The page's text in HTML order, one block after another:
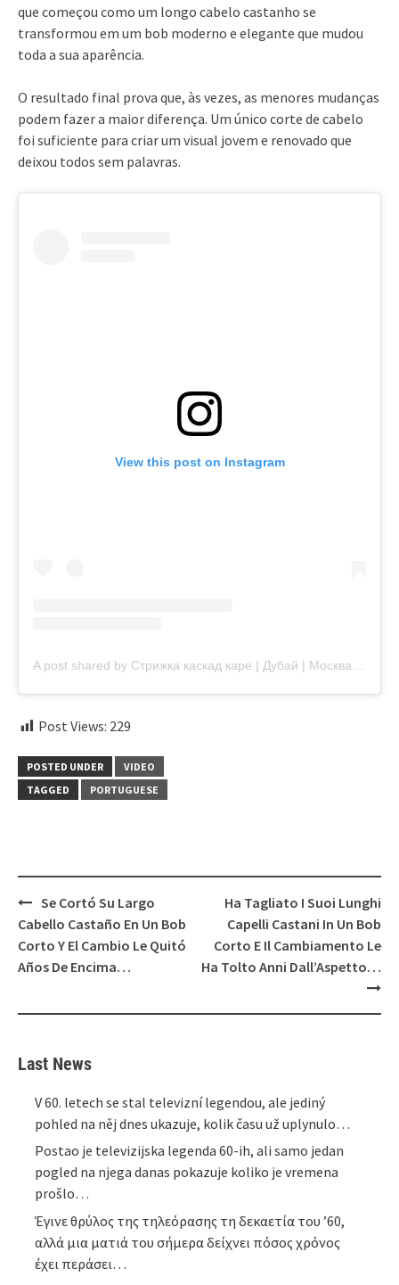
que começou como um longo cabelo castanho se
transformou em um bob moderno e elegante que mudou
toda a sua aparência.
O resultado final prova que, às vezes, as menores mudanças
podem fazer a maior diferença. Um único corte de cabelo
foi suficiente para criar um visual jovem e renovado que
deixou todos sem palavras.
View this post on Instagram
Post Views: 229
POSTED UNDER
VIDEO
TAGGED
PORTUGUESE
Post
navigation
Se Cortó Su Largo
Cabello Castaño En Un Bob
Corto Y El Cambio Le Quitó
Años De Encima…
Ha Tagliato I Suoi Lunghi
Capelli Castani In Un Bob
Corto E Il Cambiamento Le
Ha Tolto Anni Dall’Aspetto…
Last News
V 60. letech se stal televizní legendou, ale jediný
pohled na něj dnes ukazuje, kolik času už uplynulo…
Postao je televizijska legenda 60-ih, ali samo jedan
pogled na njega danas pokazuje koliko je vremena
prošlo…
Έγινε θρύλος της τηλεόρασης τη δεκαετία του ’60,
αλλά μια ματιά του σήμερα δείχνει πόσος χρόνος
έχει περάσει…